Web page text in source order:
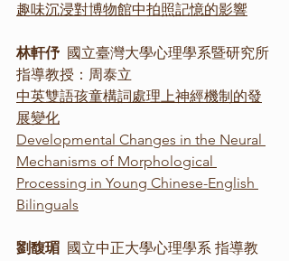
趣味沉浸對博物館中拍照記憶的影響
林軒伃
  國立臺灣大學心理學系暨研究所
指導教授：周泰立
中英雙語孩童構詞處理上神經機制的發
展變化
Developmental Changes in the Neural
Mechanisms of Morphological
Processing in Young Chinese-English
Bilinguals
劉馥瑂
  國立中正大學心理學系 指導教